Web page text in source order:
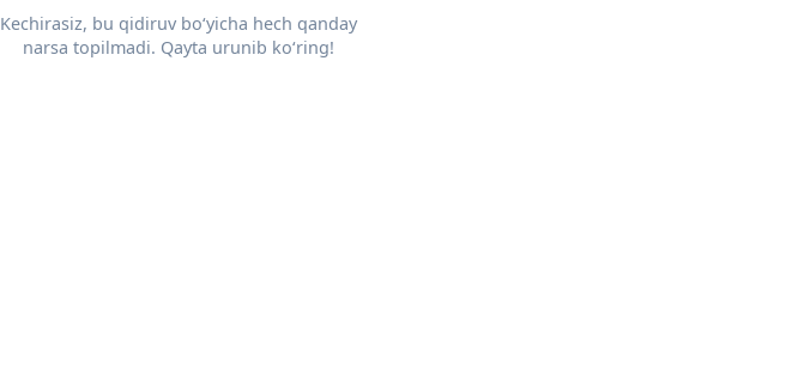
Kechirasiz, bu qidiruv bo‘yicha hech qanday
narsa topilmadi. Qayta urunib ko‘ring!